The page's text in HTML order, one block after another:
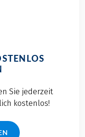
Sie jederzeit
kostenlos!